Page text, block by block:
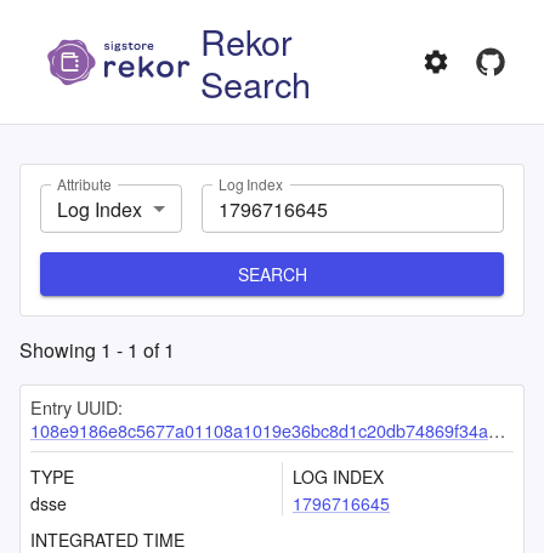
Rekor
Search
Attribute
Log Index
Log Index
SEARCH
Showing 1 - 1 of1
Entry UUID:
108e9186e8c5677a01108a1019e36bc8d1c20db74869f34a0bf43925e072cbdf609fd1438c94dc65
TYPE
dsse
LOG INDEX
1796716645
INTEGRATED TIME